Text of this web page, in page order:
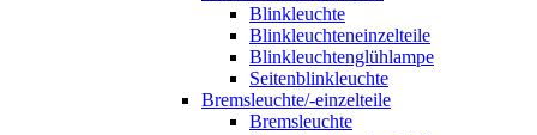
Blinkleuchte
Blinkleuchteneinzelteile
Blinkleuchtenglühlampe
Seitenblinkleuchte
Bremsleuchte/-einzelteile
Bremsleuchte